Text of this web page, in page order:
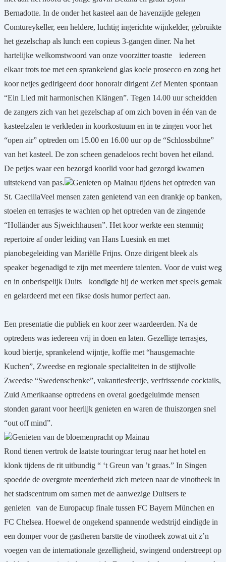
Bernadotte. In de onder het kasteel aan de havenzijde gelegen
Comtureykeller, een heldere, luchtig ingerichte wijnkelder, gebruikte
het gezelschap als lunch een copieus 3-gangen diner. Na het
hartelijke welkomstwoord van onze voorzitter toastte
iedereen
elkaar trots toe met een sprankelend glas koele prosecco en zong het
koor netjes gedirigeerd door honorair dirigent Zef Menten spontaan
“Ein Lied mit harmonischen Klängen”. Tegen 14.00 uur scheidden
de zangers zich van het gezelschap af om zich boven in één van de
kasteelzalen te verkleden in koorkostuum en in te zingen voor het
“open air” optreden om 15.00 en 16.00 uur op de “Schlossbühne”
van het kasteel. De zon scheen genadeloos recht boven het eiland.
De petjes waar een bezorgd koorlid voor had gezorgd kwamen
uitstekend van pas.
Genieten op Mainau tijdens het optreden van
St. CaeciliaVeel mensen zaten genietend van een drankje op banken,
stoelen en terrasjes te wachten op het optreden van de zingende
“Holländer aus Sjweichhausen”. Het koor werkte een stemmig
repertoire af onder leiding van Hans Luesink en met
pianobegeleiding van Mariëlle Frijns. Onze dirigent bleek als
speaker begenadigd te zijn met meerdere talenten. Voor de vuist weg
en in onberispelijk Duits
kondigde hij de werken met speels gemak
en gelardeerd met een fikse dosis humor perfect aan.
Een presentatie die publiek en koor zeer waardeerden. Na de
optredens was iedereen vrij in doen en laten. Gezellige terrasjes,
koud biertje, sprankelend wijntje, koffie met “hausgemachte
Kuchen”, Zweedse en regionale specialiteiten in de stijlvolle
Zweedse “Swedenschenke”, vakantiesfeertje, verfrissende cocktails,
Zuid Amerikaanse optredens en overal goedgeluimde mensen
stonden garant voor heerlijk genieten en waren de thuiszorgen snel
“out off mind”.
Genieten van de bloemenpracht op Mainau
Rond tienen vertrok de laatste touringcar terug naar het hotel en
klonk tijdens de rit uitbundig “ ‘t Greun van ’t graas.” In Singen
spoedde de overgrote meerderheid zich meteen naar de vinotheek in
het stadscentrum om samen met de aanwezige Duitsers te
genieten
van de Europacup finale tussen FC Bayern München en
FC Chelsea. Hoewel de ongekend spannende wedstrijd eindigde in
een domper voor de gastheren barstte de vinotheek zowat uit z’n
voegen van de internationale gezelligheid, swingend onderstreept op